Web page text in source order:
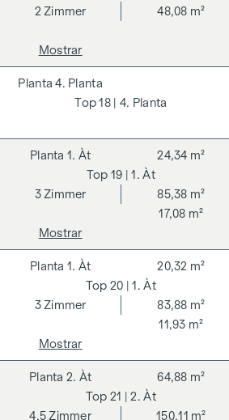
2Zimmer 48,08 m²
Mostrar
18 | 4. Planta
4. Planta
19 | 1. Àt
1. Àt
3Zimmer 85,38 m²
24,34 m²
17,08 m²
Mostrar
20 | 1. Àt
1. Àt
3Zimmer 83,88 m²
20,32 m²
11,93 m²
Mostrar
21 | 2. Àt
2. Àt
4,5Zimmer 150,11 m²
64,88 m²